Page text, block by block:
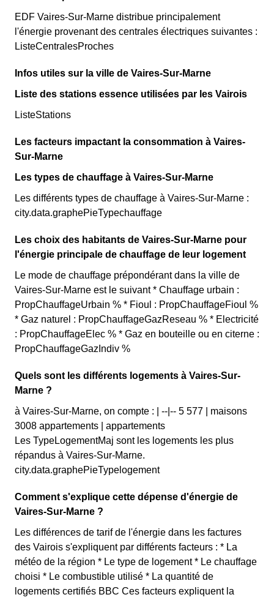
EDF Vaires-Sur-Marne distribue principalement
l'énergie provenant des centrales électriques suivantes :
ListeCentralesProches
Infos utiles sur la ville de Vaires-Sur-Marne
Liste des stations essence utilisées par les Vairois
ListeStations
Les facteurs impactant la consommation à Vaires-
Sur-Marne
Les types de chauffage à Vaires-Sur-Marne
Les différents types de chauffage à Vaires-Sur-Marne :
city.data.graphePieTypechauffage
Les choix des habitants de Vaires-Sur-Marne pour
l'énergie principale de chauffage de leur logement
Le mode de chauffage prépondérant dans la ville de
Vaires-Sur-Marne est le suivant * Chauffage urbain :
PropChauffageUrbain % * Fioul : PropChauffageFioul %
* Gaz naturel : PropChauffageGazReseau % * Electricité
: PropChauffageElec % * Gaz en bouteille ou en citerne :
PropChauffageGazIndiv %
Quels sont les différents logements à Vaires-Sur-
Marne ?
à Vaires-Sur-Marne, on compte : | --|-- 5 577 | maisons
3008 appartements | appartements
Les TypeLogementMaj sont les logements les plus
répandus à Vaires-Sur-Marne.
city.data.graphePieTypelogement
Comment s'explique cette dépense d'énergie de
Vaires-Sur-Marne ?
Les différences de tarif de l'énergie dans les factures
des Vairois s'expliquent par différents facteurs : * La
météo de la région * Le type de logement * Le chauffage
choisi * Le combustible utilisé * La quantité de
logements certifiés BBC Ces facteurs expliquent la